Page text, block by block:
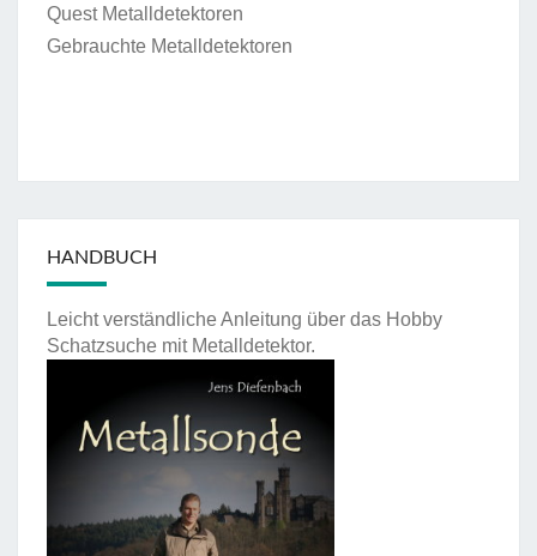
Quest Metalldetektoren
Gebrauchte Metalldetektoren
HANDBUCH
Leicht verständliche Anleitung über das Hobby
Schatzsuche mit Metalldetektor.